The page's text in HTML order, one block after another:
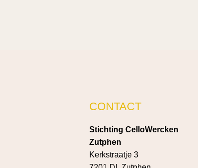
CONTACT
Stichting CelloWercken
Zutphen
Kerkstraatje 3